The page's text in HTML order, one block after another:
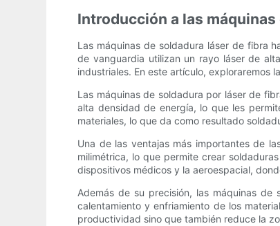
Introducción a las
Las máquinas de soldadura láser de fibra
de vanguardia utilizan un rayo láser de
industriales. En este artículo, exploraremos
Las máquinas de soldadura por láser de
alta densidad de energía, lo que les
materiales, lo que da como resultado
Una de las ventajas más importantes de
milimétrica, lo que permite crear
dispositivos médicos y la aeroespacial,
Además de su precisión, las máquinas
calentamiento y enfriamiento de los
productividad sino que también reduce la